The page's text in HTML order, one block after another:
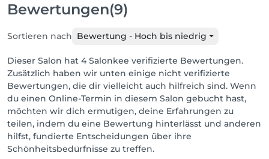
Bewertungen(9)
Sortieren nach Bewertung - Hoch bis niedrig
Dieser Salon hat 4 Salonkee verifizierte Bewertungen.
Zusätzlich haben wir unten einige nicht verifizierte
Bewertungen, die dir vielleicht auch hilfreich sind. Wenn
du einen Online-Termin in diesem Salon gebucht hast,
möchten wir dich ermutigen, deine Erfahrungen zu
teilen, indem du eine Bewertung hinterlässt und anderen
hilfst, fundierte Entscheidungen über ihre
Schönheitsbedürfnisse zu treffen.